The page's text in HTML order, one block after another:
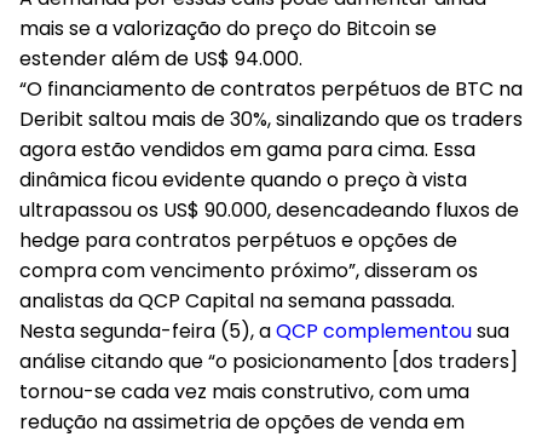
mais se a valorização do preço do Bitcoin se
estender além de US$ 94.000.
“O financiamento de contratos perpétuos de BTC na
Deribit saltou mais de 30%, sinalizando que os traders
agora estão vendidos em gama para cima. Essa
dinâmica ficou evidente quando o preço à vista
ultrapassou os US$ 90.000, desencadeando fluxos de
hedge para contratos perpétuos e opções de
compra com vencimento próximo”, disseram os
analistas da QCP Capital na semana passada.
Nesta segunda-feira (5), aQCP complementousua
análise citando que “o posicionamento [dos traders]
tornou-se cada vez mais construtivo, com uma
redução na assimetria de opções de venda em